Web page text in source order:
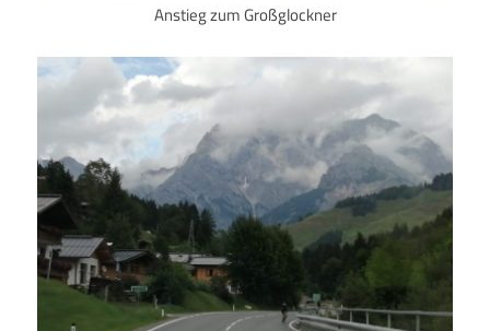
Anstieg zum Großglockner